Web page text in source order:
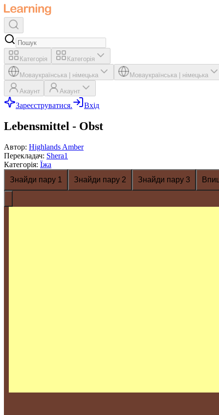
Категорія Категорія
Моваукраїнська німецька Моваукраїнська німецька
Акаунт Акаунт
Зареєструватися. Вхід
Lebensmittel - Obst
Автор: Highlands Amber
Перекладач: Shera1
Категорія: Їжа
Знайди пару 1
Знайди пару 2 Знайди пару 3